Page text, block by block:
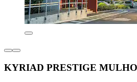
KYRIAD PRESTIGE